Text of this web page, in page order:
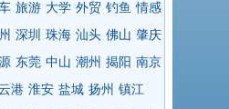
旅游 大学 外贸 钓鱼 情感
深圳 珠海 汕头 佛山 肇庆
东莞 中山 潮州 揭阳 南京
港 淮安 盐城 扬州 镇江